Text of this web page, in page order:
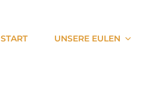
START UNSERE EULEN